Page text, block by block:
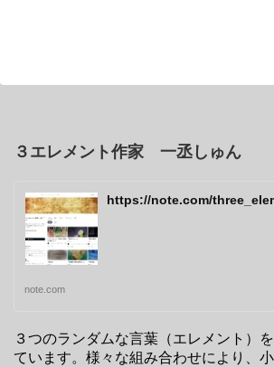
３エレメント作家 一丞しゅん
https://note.com/
note.com
３つのランダムな言葉（エレメント）
ています。様々な組み合わせにより、